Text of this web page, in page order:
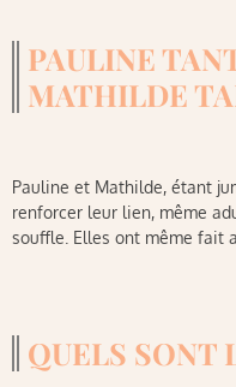
PAULINE
MATHILDE
Pauline et Mathilde, étant
renforcer leur lien, même
souffle. Elles ont même fait
QUELS SONT